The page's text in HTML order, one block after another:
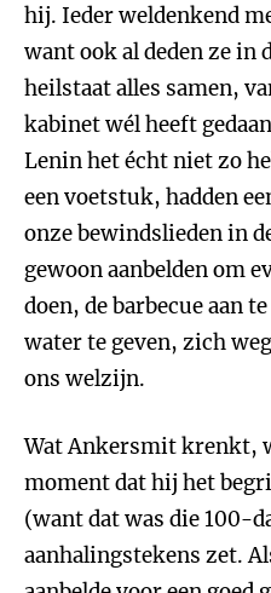
hij. Ieder weldenkend
want ook al deden ze in
heilstaat alles samen,
kabinet wél heeft
Lenin het écht niet zo
een voetstuk, hadden
onze bewindslieden in
gewoon aanbelden om
doen, de barbecue aan
water te geven, zich
ons welzijn.
Wat Ankersmit krenkt,
moment dat hij het
(want dat was die 100-
aanhalingstekens zet.